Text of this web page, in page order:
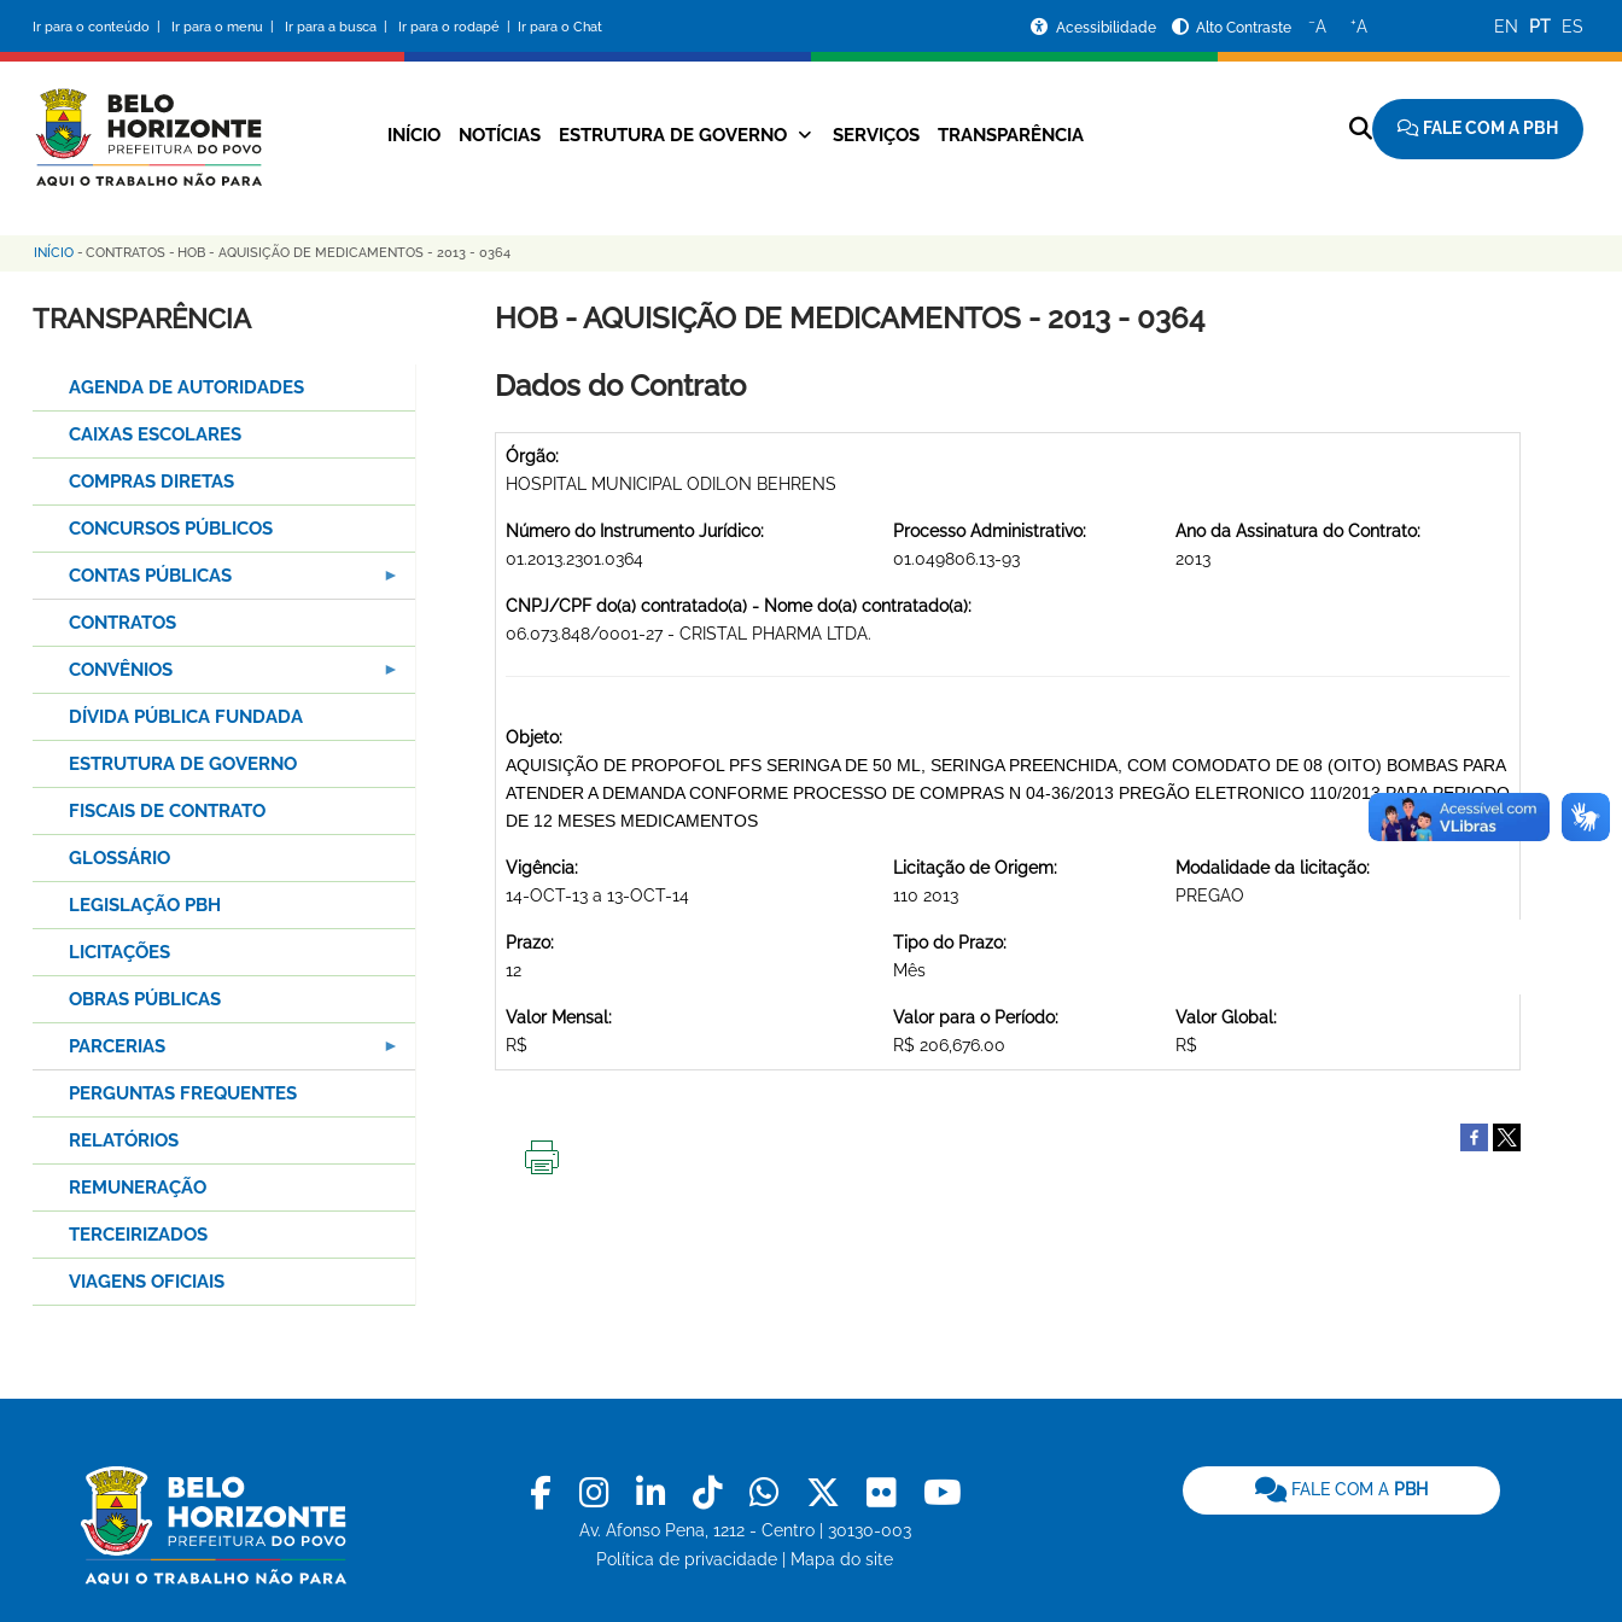
conteúdo
principal
Ir para o conteúdo | Ir para o menu | Ir para a busca | Ir para o rodapé | Ir para o Chat
da
Prefeitura
Acessibilidade Alto Contraste −A +A EN PT ES
Navegação
INÍCIO NOTÍCIAS ESTRUTURA DE GOVERNO SERVIÇOS TRANSPARÊNCIA FALE COM A PBH
Trilha
de
INÍCIO - CONTRATOS - HOB - AQUISIÇÃO DE MEDICAMENTOS - 2013 - 0364
HOB - AQUISIÇÃO DE MEDICAMENTOS - 2013 - 0364
Dados do Contrato
Órgão:
HOSPITAL MUNICIPAL ODILON BEHRENS
Número do Instrumento Jurídico:
01.2013.2301.0364
Processo Administrativo:
01.049806.13-93
Ano da Assinatura do Contrato:
2013
CNPJ/CPF do(a) contratado(a) - Nome do(a) contratado(a):
06.073.848/0001-27 - CRISTAL PHARMA LTDA.
Objeto:
AQUISIÇÃO DE PROPOFOL PFS SERINGA DE 50 ML, SERINGA PREENCHIDA, COM COMODATO DE 08 (OITO) BOMBAS PARA
ATENDER A DEMANDA CONFORME PROCESSO DE COMPRAS N 04-36/2013 PREGÃO ELETRONICO 110/2013 PARA PERIODO
DE 12 MESES MEDICAMENTOS
Vigência:
14-OCT-13 a 13-OCT-14
Licitação de Origem:
110 2013
Modalidade da licitação:
PREGAO
Prazo:
12
Tipo do Prazo:
Mês
Valor Mensal:
R$
Valor para o Período:
R$ 206,676.00
Valor Global:
R$
TRANSPARÊNCIA
AGENDA DE AUTORIDADES
CAIXAS ESCOLARES
COMPRAS DIRETAS
CONCURSOS PÚBLICOS
CONTAS PÚBLICAS
CONTRATOS
CONVÊNIOS
DÍVIDA PÚBLICA FUNDADA
ESTRUTURA DE GOVERNO
FISCAIS DE CONTRATO
GLOSSÁRIO
LEGISLAÇÃO PBH
LICITAÇÕES
OBRAS PÚBLICAS
PARCERIAS
PERGUNTAS FREQUENTES
RELATÓRIOS
REMUNERAÇÃO
TERCEIRIZADOS
VIAGENS OFICIAIS
Facebook
Instagram
LinkedinTiktokWhatsapp
X Flickr
Av. Afonso Pena, 1212 - Centro | 30130-003
Política de privacidade
Mapa do site
FALE COM A PBH